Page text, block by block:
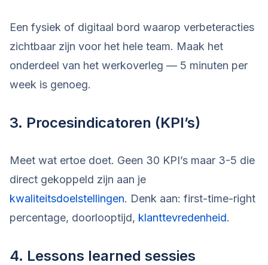
Een fysiek of digitaal bord waarop verbeteracties
zichtbaar zijn voor het hele team. Maak het
onderdeel van het werkoverleg — 5 minuten per
week is genoeg.
3. Procesindicatoren (KPI’s)
Meet wat ertoe doet. Geen 30 KPI’s maar 3-5 die
direct gekoppeld zijn aan je
kwaliteitsdoelstellingen. Denk aan: first-time-right
percentage, doorlooptijd, klanttevredenheid.
4. Lessons learned sessies